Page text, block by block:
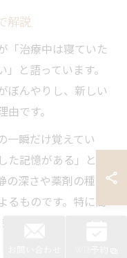
解説
「治療中は寝ていた
と語っています。
ぼんやりし、新しい
です。
一瞬だけ覚えてい
記憶がある」とい
の深さや薬剤の種
ものです。特に高
範囲が狭くなりや